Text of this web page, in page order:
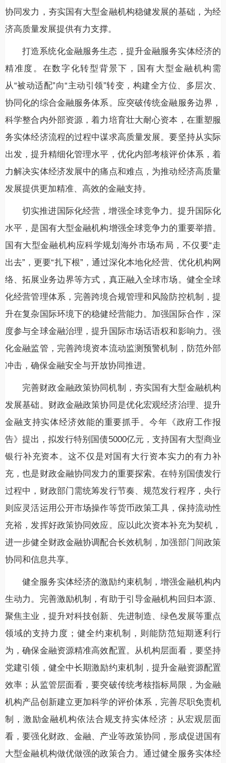
协同发力，夯实国有大型金融机构稳健发展的基础，为经
济高质量发展提供有力支撑。
打造系统化金融服务生态，提升金融服务实体经济的
精准度。在数字化转型背景下，国有大型金融机构需
从“被动适配”向“主动引领”转变，构建全方位、多层次、
协同化的综合金融服务体系。应突破传统金融服务边界，
科学整合内外部资源，着力培育壮大耐心资本，在重塑服
务实体经济流程的过程中谋求高质量发展。要坚持从实际
出发，提升精细化管理水平，优化内部考核评价体系，着
力解决实体经济发展中的痛点和难点，为推动经济高质量
发展提供更加精准、高效的金融支持。
切实推进国际化经营，增强全球竞争力。提升国际化
水平，是国有大型金融机构增强全球竞争力的重要举措。
国有大型金融机构应科学规划海外市场布局，不仅要“走
出去”，更要“扎下根”，通过深化本地化经营、优化机构网
络、拓展业务边界等方式，真正融入全球市场。健全全球
化经营管理体系，完善跨境合规管理和风险防控机制，提
升在复杂国际环境下的稳健经营能力。加强国际合作，深
度参与全球金融治理，提升国际市场话语权和影响力。强
化金融监管，完善跨境资本流动监测预警机制，防范外部
冲击，确保金融安全与开放协同推进。
完善财政金融政策协同机制，夯实国有大型金融机构
发展基础。财政金融政策协同是优化宏观经济治理、提升
金融支持实体经济效能的重要抓手。今年《政府工作报
告》提出，拟发行特别国债5000亿元，支持国有大型商业
银行补充资本。这不仅是对国有大行资本实力的有力补
充，也是财政金融协同发力的重要探索。在特别国债发行
过程中，财政部门需统筹发行节奏、规范发行程序，央行
则应灵活运用公开市场操作等货币政策工具，保持流动性
充裕，发挥好政策协同效应。应以此次资本补充为契机，
进一步健全财政金融协调配合长效机制，加强部门间政策
协同和信息共享。
健全服务实体经济的激励约束机制，增强金融机构内
生动力。完善激励机制，有助于引导金融机构回归本源、
聚焦主业，提升对科技创新、先进制造、绿色发展等重点
领域的支持力度；健全约束机制，则能防范短期逐利行
为，确保金融资源精准高效配置。从机构层面看，要坚持
党建引领，健全中长期激励约束机制，提升金融资源配置
效率；从监管层面看，要突破传统考核指标局限，为金融
机构产品创新建立更加科学的评价体系，完善尽职免责机
制，激励金融机构依法合规支持实体经济；从宏观层面
看，要强化财政、金融、产业等政策协同，形成促进国有
大型金融机构做优做强的政策合力。通过健全服务实体经